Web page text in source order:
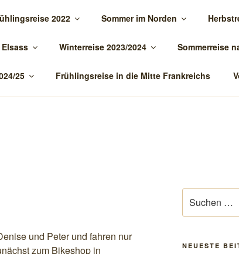
2022 Sommer im Norden
Winterreise 2023/2024 Sommerreise
25 Frühlingsreise in die Mitte Frankreichs
und Peter und fahren nur
zum Bikeshop in
nach:
NEUESTE